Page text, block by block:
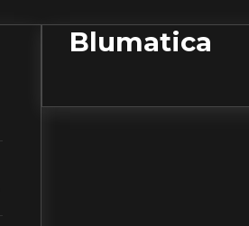
Blumatica